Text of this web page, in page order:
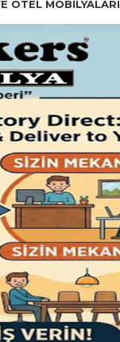
OTEL MOBILYALARI